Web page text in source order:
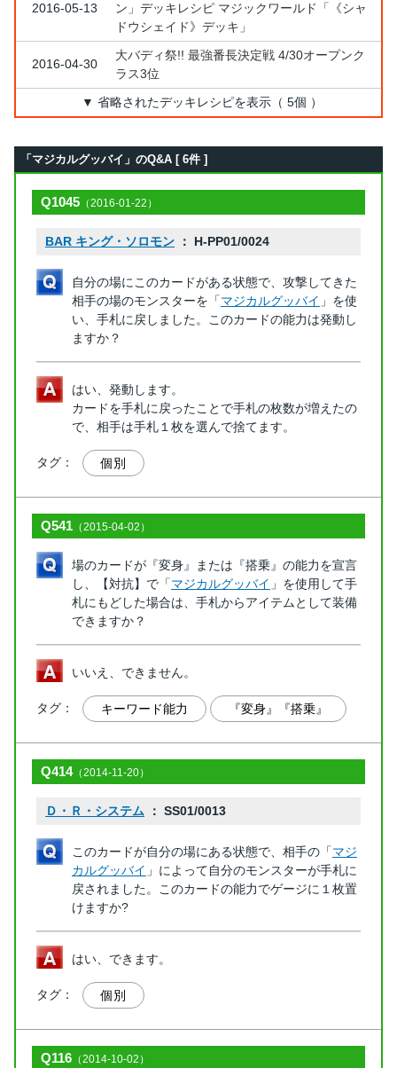
2016-05-13
ン」デッキレシピ マジックワールド「《シャ
ドウシェイド》デッキ」
2016-04-30
大バディ祭!! 最強番長決定戦 4/30オープンク
ラス3位
▼ 省略されたデッキレシピを表示（ 5個 ）
「マジカルグッバイ」のQ&A [ 6件 ]
Q1045 （2016-01-22）
BAR キング・ソロモン ： H-PP01/0024
自分の場にこのカードがある状態で、攻撃してきた
相手の場のモンスターを「マジカルグッバイ 」を使
い、手札に戻しました。このカードの能力は発動し
ますか？
はい、発動します。
カードを手札に戻ったことで手札の枚数が増えたの
で、相手は手札１枚を選んで捨てます。
タグ： 個別
Q541 （2015-04-02）
場のカードが『変身』または『搭乗』の能力を宣言
し、【対抗】で「マジカルグッバイ 」を使用して手
札にもどした場合は、手札からアイテムとして装備
できますか？
いいえ、できません。
タグ： キーワード能力 『変身』『搭乗』
Q414（2014-11-20）
Ｄ・Ｒ・システム ： SS01/0013
このカードが自分の場にある状態で、相手の「マジ
カルグッバイ 」によって自分のモンスターが手札に
戻されました。このカードの能力でゲージに１枚置
けますか?
はい、できます。
タグ： 個別
Q116 （2014-10-02）